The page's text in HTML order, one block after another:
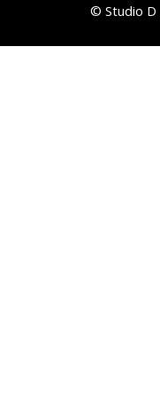
© Studio D